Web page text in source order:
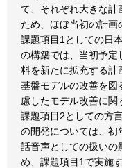
て、それぞれ大きな
ため、ほぼ当初の計画
課題項目1としての日
の構築では、当初予定
料を新たに拡充する計
基盤モデルの改善を図
慮したモデル改善に関
課題項目2としての方
の開発については、初
話音声としての扱いの
め、課題項目1で実施